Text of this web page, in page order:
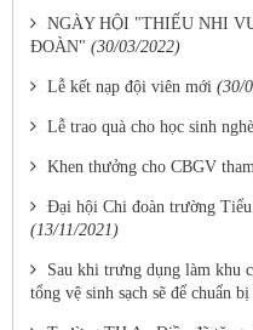
NGÀY HỘI "THIẾU NHI
ĐOÀN" (30/03/2022)
Lễ kết nạp đội viên mới (30/
Lễ trao quà cho học sinh
Khen thưởng cho CBGV
Đại hội Chi đoàn trường
(13/11/2021)
Sau khi trưng dụng làm khu
tổng vệ sinh sạch sẽ để chuẩn